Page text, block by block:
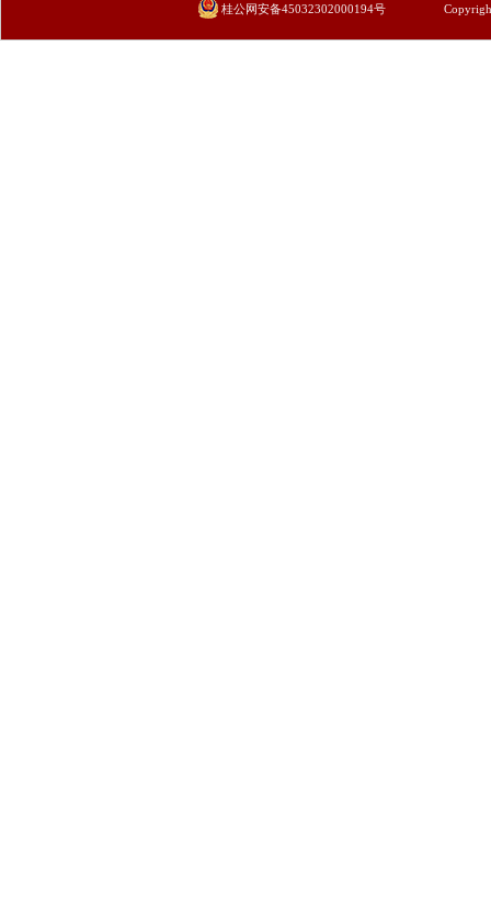
桂公网安备45032302000194号